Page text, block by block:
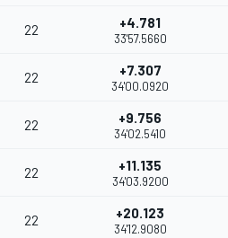
22 +4.781
33'57.5660
22 +7.307
34'00.0920
22 +9.756
34'02.5410
22 +11.135
34'03.9200
22 +20.123
34'12.9080